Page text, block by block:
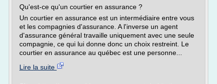
Qu'est-ce qu'un courtier en assurance ?
Un courtier en assurance est un intermédiaire entre vous
et les compagnies d'assurance. A l'inverse un agent
d'assurance général travaille uniquement avec une seule
compagnie, ce qui lui donne donc un choix restreint. Le
courtier en assurance au québec est une personne...
Lire la suite